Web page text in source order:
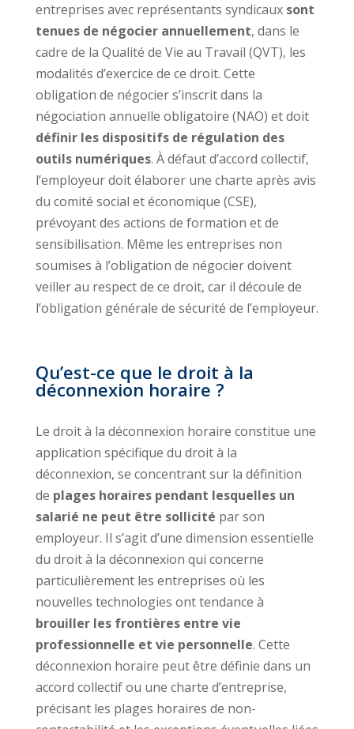
entreprises avec représentants syndicaux sont
tenues de négocier annuellement, dans le
cadre de la Qualité de Vie au Travail (QVT), les
modalités d’exercice de ce droit. Cette
obligation de négocier s’inscrit dans la
négociation annuelle obligatoire (NAO) et doit
définir les dispositifs de régulation des
outils numériques. À défaut d’accord collectif,
l’employeur doit élaborer une charte après avis
du comité social et économique (CSE),
prévoyant des actions de formation et de
sensibilisation. Même les entreprises non
soumises à l’obligation de négocier doivent
veiller au respect de ce droit, car il découle de
l’obligation générale de sécurité de l’employeur.
Qu’est-ce que le droit à la
déconnexion horaire ?
Le droit à la déconnexion horaire constitue une
application spécifique du droit à la
déconnexion, se concentrant sur la définition
de plages horaires pendant lesquelles un
salarié ne peut être sollicité par son
employeur. Il s’agit d’une dimension essentielle
du droit à la déconnexion qui concerne
particulièrement les entreprises où les
nouvelles technologies ont tendance à
brouiller les frontières entre vie
professionnelle et vie personnelle. Cette
déconnexion horaire peut être définie dans un
accord collectif ou une charte d’entreprise,
précisant les plages horaires de non-